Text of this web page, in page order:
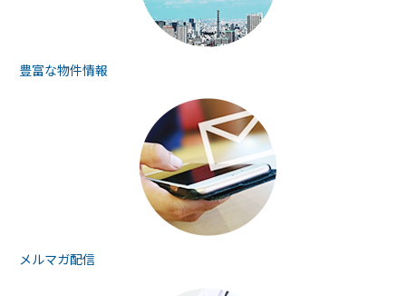
豊富な物件情報
メルマガ配信